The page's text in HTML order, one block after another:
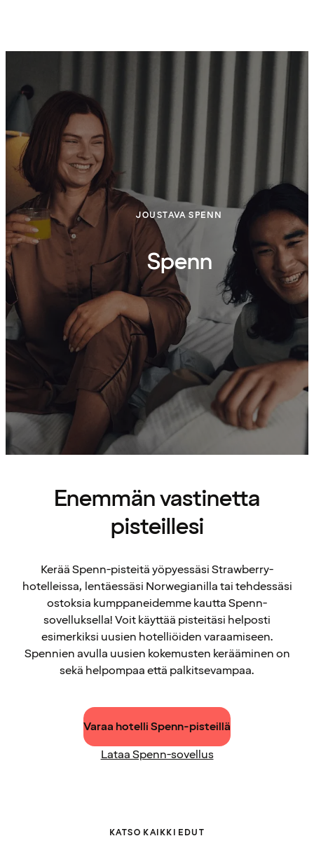
JOUSTAVA SPENN
Spenn
Enemmän vastinetta
pisteillesi
Kerää Spenn-pisteitä yöpyessäsi Strawberry-
hotelleissa, lentäessäsi Norwegianilla tai tehdessäsi
ostoksia kumppaneidemme kautta Spenn-
sovelluksella! Voit käyttää pisteitäsi helposti
esimerkiksi uusien hotelliöiden varaamiseen.
Spennien avulla uusien kokemusten kerääminen on
sekä helpompaa että palkitsevampaa.
Varaa hotelli Spenn-pisteillä
Lataa Spenn-sovellus
KATSO KAIKKI EDUT